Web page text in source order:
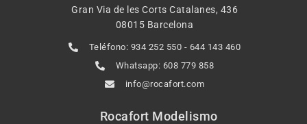
Gran Via de les Corts Catalanes, 436
08015 Barcelona
Teléfono: 934 252 550 - 644 143 460
Whatsapp: 608 779 858
info@rocafort.com
Rocafort Modelismo